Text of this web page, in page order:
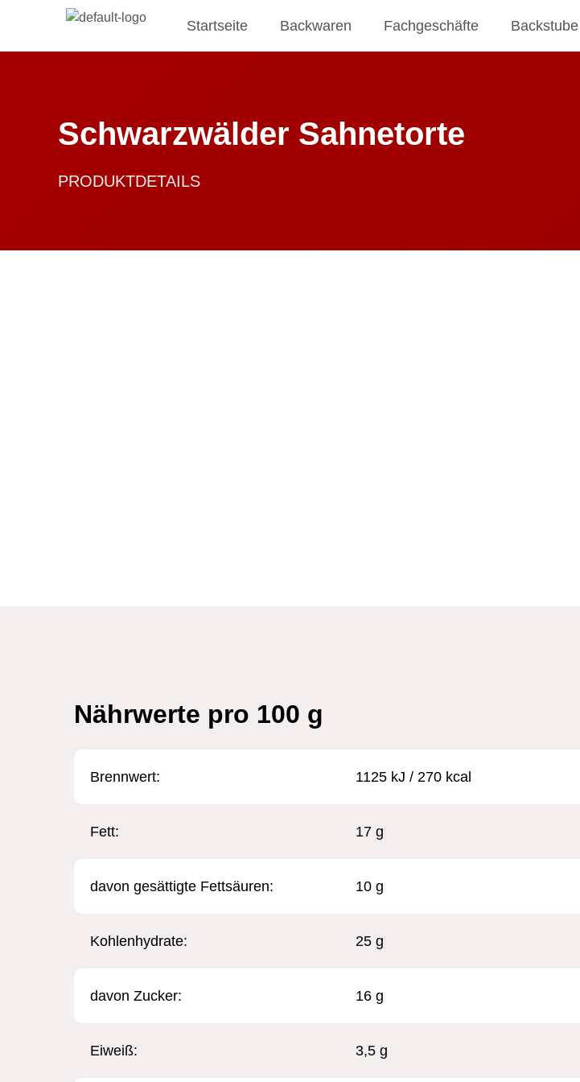
Startseite Backwaren Fachgeschäfte Backstube
Schwarzwälder Sahnetorte
PRODUKTDETAILS
Nährwerte pro 100 g
Brennwert: ​ 1125 kJ / 270 kcal
Fett: 17 g
davon gesättigte Fettsäuren: 10 g
Kohlenhydrate: 25 g
davon Zucker: 16 g
Eiweiß: 3,5 g